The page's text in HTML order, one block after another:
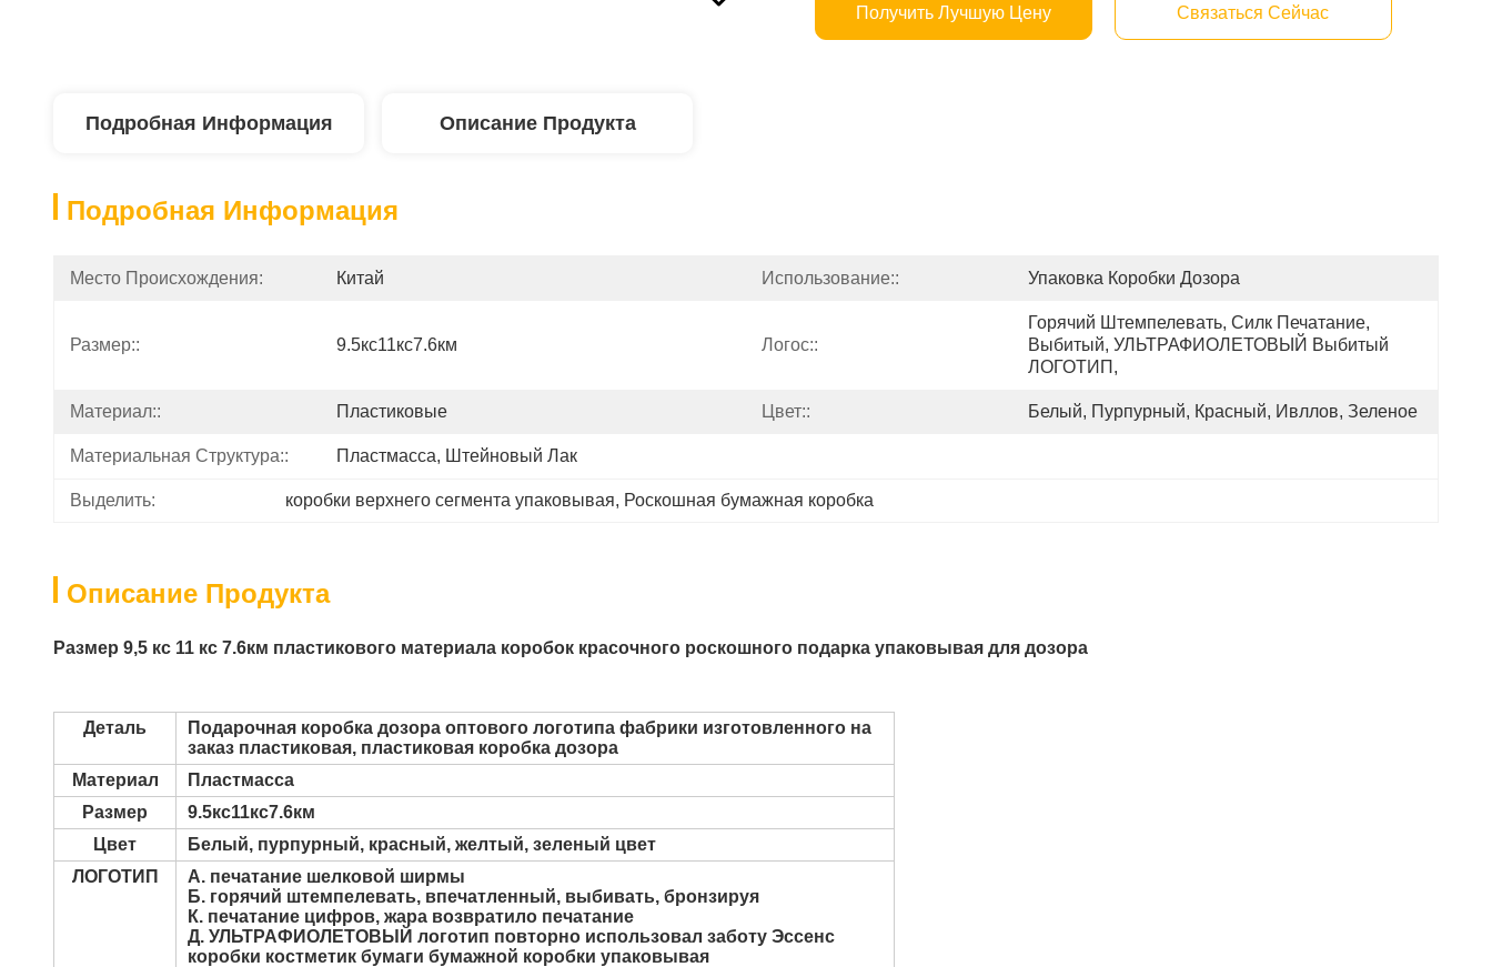
Получить Лучшую Цену Связаться Сейчас
Подробная Информация Описание Продукта
Подробная Информация
Место Происхождения: Китай Использование:: Упаковка Коробки Дозора
Размер:: 9.5кс11кс7.6км Логос::
Горячий Штемпелевать, Силк Печатание,
Выбитый, УЛЬТРАФИОЛЕТОВЫЙ Выбитый
ЛОГОТИП,
Материал:: Пластиковые Цвет:: Белый, Пурпурный, Красный, Ивллов, Зеленое
Материальная Структура:: Пластмасса, Штейновый Лак
Выделить: коробки верхнего сегмента упаковывая, Роскошная бумажная коробка
Описание Продукта
Размер 9,5 кс 11 кс 7.6км пластикового материала коробок красочного роскошного подарка упаковывая для дозора
Деталь
Подарочная коробка дозора оптового логотипа фабрики изготовленного на
заказ пластиковая, пластиковая коробка дозора
Материал
Пластмасса
Размер
9.5кс11кс7.6км
Цвет
Белый, пурпурный, красный, желтый, зеленый цвет
ЛОГОТИП
А. печатание шелковой ширмы
Б. горячий штемпелевать, впечатленный, выбивать, бронзируя
К. печатание цифров, жара возвратило печатание
Д. УЛЬТРАФИОЛЕТОВЫЙ логотип повторно использовал заботу Эссенс
коробки костметик бумаги бумажной коробки упаковывая